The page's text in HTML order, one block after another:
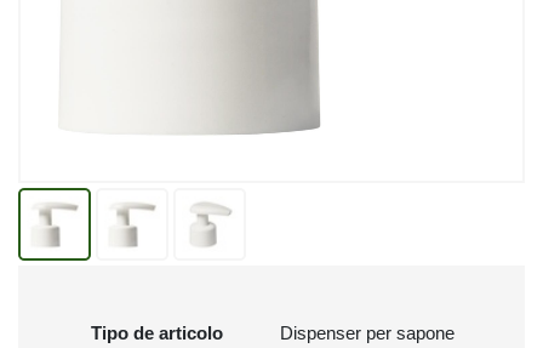
Tipo de articolo
Dispenser per sapone